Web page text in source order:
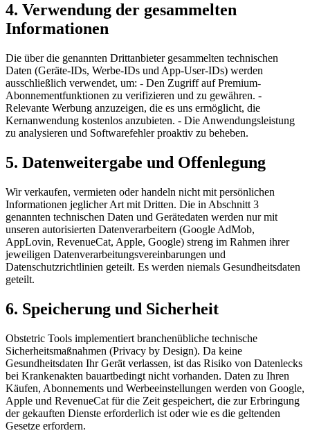
4. Verwendung der gesammelten
Informationen
Die über die genannten Drittanbieter gesammelten technischen
Daten (Geräte-IDs, Werbe-IDs und App-User-IDs) werden
ausschließlich verwendet, um: - Den Zugriff auf Premium-
Abonnementfunktionen zu verifizieren und zu gewähren. -
Relevante Werbung anzuzeigen, die es uns ermöglicht, die
Kernanwendung kostenlos anzubieten. - Die Anwendungsleistung
zu analysieren und Softwarefehler proaktiv zu beheben.
5. Datenweitergabe und Offenlegung
Wir verkaufen, vermieten oder handeln nicht mit persönlichen
Informationen jeglicher Art mit Dritten. Die in Abschnitt 3
genannten technischen Daten und Gerätedaten werden nur mit
unseren autorisierten Datenverarbeitern (Google AdMob,
AppLovin, RevenueCat, Apple, Google) streng im Rahmen ihrer
jeweiligen Datenverarbeitungsvereinbarungen und
Datenschutzrichtlinien geteilt. Es werden niemals Gesundheitsdaten
geteilt.
6. Speicherung und Sicherheit
Obstetric Tools implementiert branchenübliche technische
Sicherheitsmaßnahmen (Privacy by Design). Da keine
Gesundheitsdaten Ihr Gerät verlassen, ist das Risiko von Datenlecks
bei Krankenakten bauartbedingt nicht vorhanden. Daten zu Ihren
Käufen, Abonnements und Werbeeinstellungen werden von Google,
Apple und RevenueCat für die Zeit gespeichert, die zur Erbringung
der gekauften Dienste erforderlich ist oder wie es die geltenden
Gesetze erfordern.